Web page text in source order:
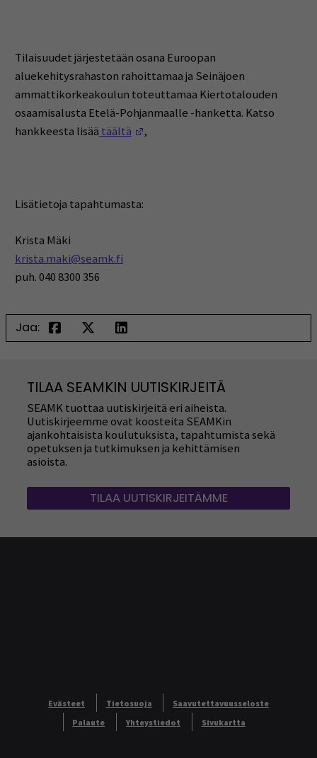
Tilaisuudet järjestetään osana Euroopan
aluekehitysrahaston rahoittamaa ja Seinäjoen
ammattikorkeakoulun toteuttamaa Kiertotalouden
osaamisalusta Etelä-Pohjanmaalle -hanketta. Katso
hankkeesta lisää täältä (Opens in a new window)
,
Lisätietoja tapahtumasta:
Krista Mäki
krista.maki@seamk.fi
puh. 040 8300 356
Jaa:
TILAA SEAMKIN UUTISKIRJEITÄ
SEAMK tuottaa uutiskirjeitä eri aiheista.
Uutiskirjeemme ovat koosteita SEAMKin
ajankohtaisista koulutuksista, tapahtumista sekä
opetuksen ja tutkimuksen ja kehittämisen
asioista.
TILAA UUTISKIRJEITÄMME
Evästeet Tietosuoja
Saavutettavuusseloste
Palaute
Yhteystiedot Sivukartta